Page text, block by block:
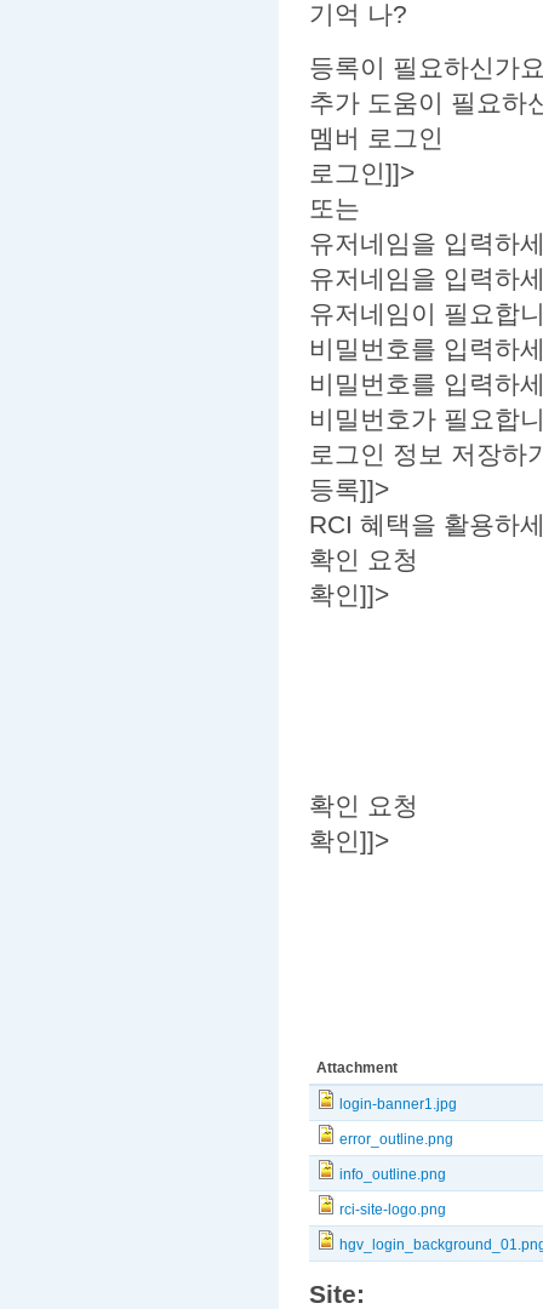
기억 나?
등록이 필요하신가
추가 도움이 필요하
멤버 로그인
로그인]]>
또는
유저네임을 입력하
유저네임을 입력하
유저네임이 필요합
비밀번호를 입력하
비밀번호를 입력하
비밀번호가 필요합
로그인 정보 저장하
등록]]>
RCI 혜택을 활용하
확인 요청
확인]]>
확인 요청
확인]]>
Attachment
login-banner1.jpg
error_outline.png
info_outline.png
rci-site-logo.png
Site: